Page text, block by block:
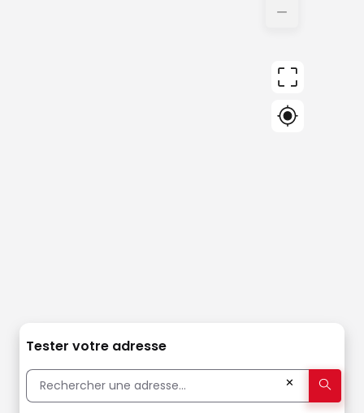
−
Tester votre adresse
✕